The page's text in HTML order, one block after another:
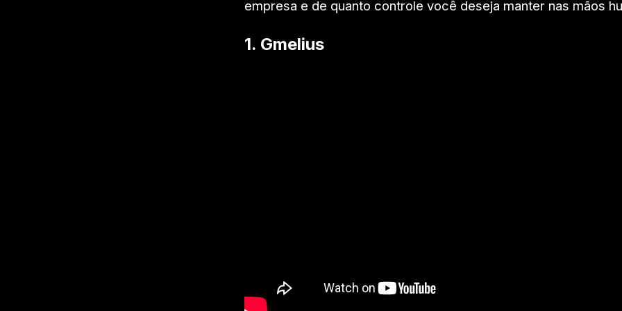
empresa e de quanto controle você deseja manter nas mãos
1. Gmelius